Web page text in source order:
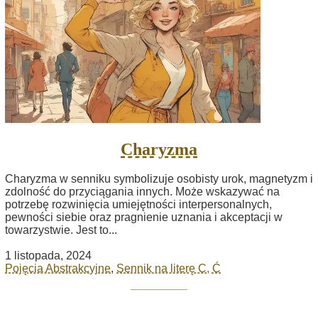
Charyzma
Charyzma w senniku symbolizuje osobisty urok, magnetyzm i
zdolność do przyciągania innych. Może wskazywać na
potrzebę rozwinięcia umiejętności interpersonalnych,
pewności siebie oraz pragnienie uznania i akceptacji w
towarzystwie. Jest to...
1 listopada, 2024
Pojęcia Abstrakcyjne, Sennik na literę C, Ć